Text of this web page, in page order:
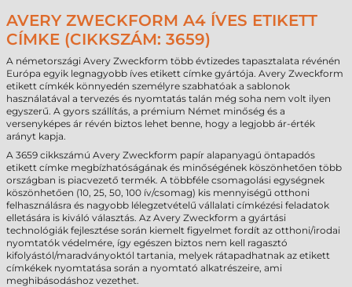
AVERY ZWECKFORM A4 ÍVES ETIKETT
CÍMKE (CIKKSZÁM: 3659)
A németországi Avery Zweckform több évtizedes tapasztalata révénén
Európa egyik legnagyobb íves etikett címke gyártója. Avery Zweckform
etikett címkék könnyedén személyre szabhatóak a sablonok
használatával a tervezés és nyomtatás talán még soha nem volt ilyen
egyszerű. A gyors szállítás, a prémium Német minőség és a
versenyképes ár révén biztos lehet benne, hogy a legjobb ár-érték
arányt kapja.
A 3659 cikkszámú Avery Zweckform papír alapanyagú öntapadós
etikett címke megbízhatóságának és minőségének köszönhetően több
országban is piacvezető termék. A többféle csomagolási egységnek
köszönhetően (10, 25, 50, 100 ív/csomag) kis mennyiségű otthoni
felhasználásra és nagyobb lélegzetvételű vállalati címkézési feladatok
elletására is kiváló választás. Az Avery Zweckform a gyártási
technológiák fejlesztése során kiemelt figyelmet fordít az otthoni/irodai
nyomtatók védelmére, így egészen biztos nem kell ragasztó
kifolyástól/maradványoktól tartania, melyek rátapadhatnak az etikett
címkékek nyomtatása során a nyomtató alkatrészeire, ami
meghibásodáshoz vezethet.